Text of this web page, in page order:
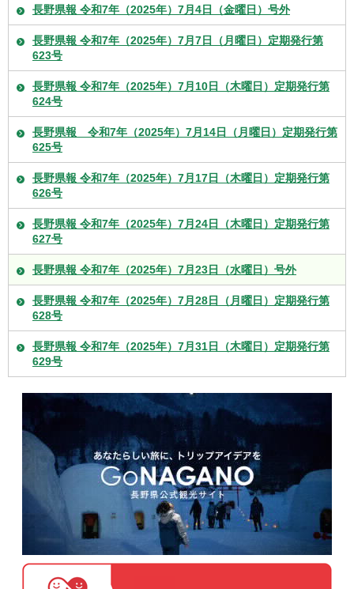
長野県報 令和7年（2025年）7月4日（金曜日）号外
長野県報 令和7年（2025年）7月7日（月曜日）定期発行第
623号
長野県報 令和7年（2025年）7月10日（木曜日）定期発行第
624号
長野県報 令和7年（2025年）7月14日（月曜日）定期発行第
625号
長野県報 令和7年（2025年）7月17日（木曜日）定期発行第
626号
長野県報 令和7年（2025年）7月24日（木曜日）定期発行第
627号
長野県報 令和7年（2025年）7月23日（水曜日）号外
長野県報 令和7年（2025年）7月28日（月曜日）定期発行第
628号
長野県報 令和7年（2025年）7月31日（木曜日）定期発行第
629号